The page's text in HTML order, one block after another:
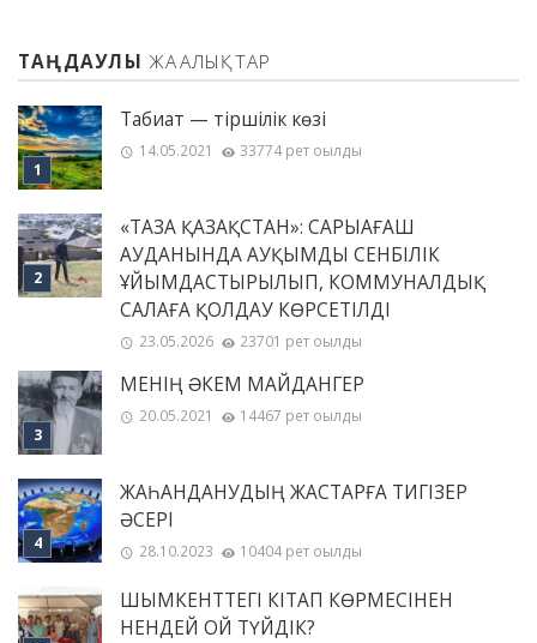
ТАҢДАУЛЫ ЖАҢАЛЫҚТАР
Табиғат — тіршілік көзі
14.05.2021 33774 рет оқылды
«ТАЗА ҚАЗАҚСТАН»: САРЫАҒАШ
АУДАНЫНДА АУҚЫМДЫ СЕНБІЛІК
ҰЙЫМДАСТЫРЫЛЫП, КОММУНАЛДЫҚ
САЛАҒА ҚОЛДАУ КӨРСЕТІЛДІ
23.05.2026 23701 рет оқылды
МЕНІҢ ƏКЕМ МАЙДАНГЕР
20.05.2021 14467 рет оқылды
ЖАҺАНДАНУДЫҢ ЖАСТАРҒА ТИГІЗЕР
ӘСЕРІ
28.10.2023 10404 рет оқылды
ШЫМКЕНТТЕГІ КІТАП КӨРМЕСІНЕН
НЕНДЕЙ ОЙ ТҮЙДІК?